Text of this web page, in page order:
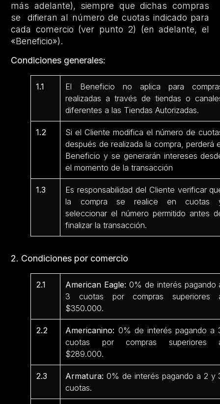
más adelante), siempre que dichas compras
se difieran al número de cuotas indicado para
cada comercio (ver punto 2) (en adelante, el
«Beneficio»).
Condiciones generales:
1.1
El Beneficio no aplica para
realizadas a través de tiendas o
diferentes a las Tiendas Autorizadas.
1.2
Si el Cliente modifica el número de
después de realizada la compra, perderá
Beneficio y se generarán intereses
el momento de la transacción
1.3
Es responsabilidad del Cliente verificar
la compra se realice en cuotas
seleccionar el número permitido antes
finalizar la transacción.
2. Condiciones por comercio
2.1 American Eagle: 0% de interés pagando
3 cuotas por compras superiores
$350.000.
2.2 Americanino: 0% de interés pagando a
cuotas por compras superiores
$289.000.
2.3 Armatura: 0% de interés pagando a 2 y
cuotas.